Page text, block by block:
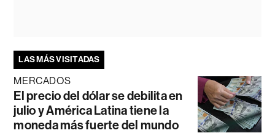
LAS MÁS VISITADAS
MERCADOS
El precio del dólar se debilita en
julio y América Latina tiene la
moneda más fuerte del mundo